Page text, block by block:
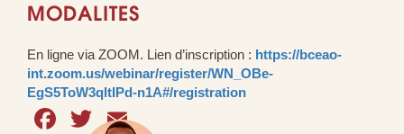
MODALITES
En ligne via ZOOM. Lien d’inscription : https://bceao-
int.zoom.us/webinar/register/WN_OBe-
EgS5ToW3qltIPd-n1A#/registration
Facebook
Twitter
Email